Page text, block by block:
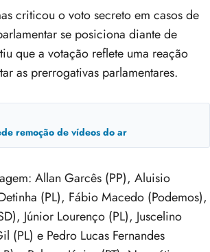
criticou o voto secreto em casos de
se posiciona diante de
que a votação reflete uma reação
as prerrogativas parlamentares.
remoção de vídeos do ar
Allan Garcês (PP), Aluisio
(PL), Fábio Macedo (Podemos),
Júnior Lourenço (PL), Juscelino
(PL) e Pedro Lucas Fernandes